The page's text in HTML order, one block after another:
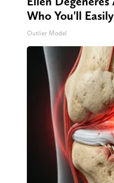
Who You'll
Outlier Model